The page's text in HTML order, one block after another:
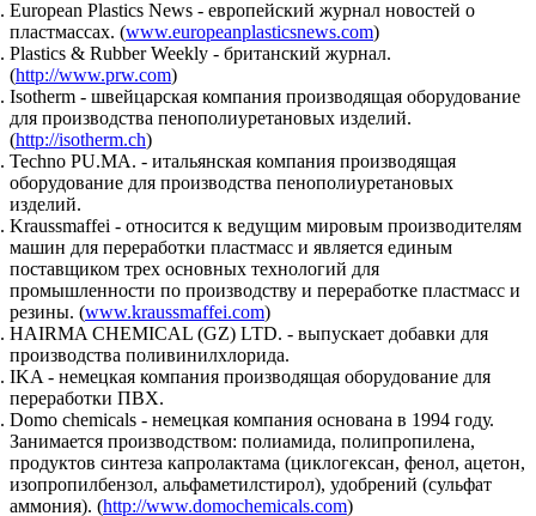
European Plastics News - европейский журнал новостей о
пластмассах. (www.europeanplasticsnews.com)
Plastics & Rubber Weekly - британский журнал.
(http://www.prw.com)
Isotherm - швейцарская компания производящая оборудование
для производства пенополиуретановых изделий.
(http://isotherm.ch)
Techno PU.MA. - итальянская компания производящая
оборудование для производства пенополиуретановых
изделий.
Kraussmaffei - относится к ведущим мировым производителям
машин для переработки пластмасс и является единым
поставщиком трех основных технологий для
промышленности по производству и переработке пластмасс и
резины. (www.kraussmaffei.com)
HAIRMA CHEMICAL (GZ) LTD. - выпускает добавки для
производства поливинилхлорида.
IKA - немецкая компания производящая оборудование для
переработки ПВХ.
Domo chemicals - немецкая компания основана в 1994 году.
Занимается производством: полиамида, полипропилена,
продуктов синтеза капролактама (циклогексан, фенол, ацетон,
изопропилбензол, альфаметилстирол), удобрений (сульфат
аммония). (http://www.domochemicals.com)